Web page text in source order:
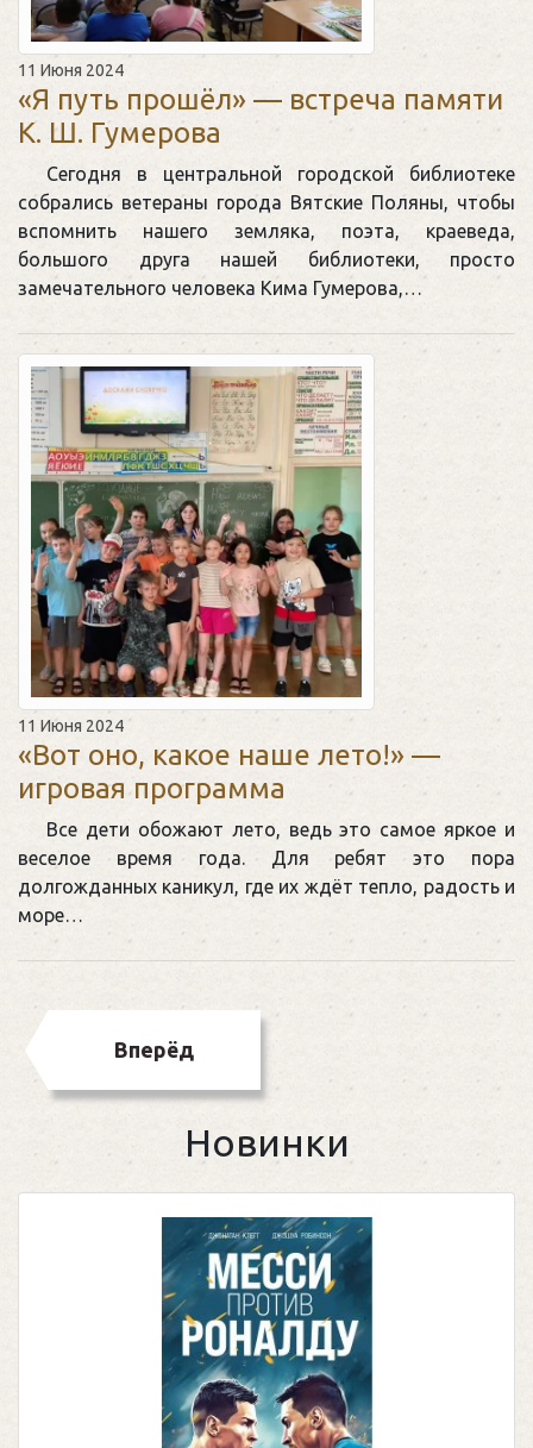
11 Июня 2024
«Я путь прошёл» — встреча памяти
К. Ш. Гумерова
Сегодня в центральной городской библиотеке
собрались ветераны города Вятские Поляны, чтобы
вспомнить нашего земляка, поэта, краеведа,
большого друга нашей библиотеки, просто
замечательного человека Кима Гумерова,…
11 Июня 2024
«Вот оно, какое наше лето!» —
игровая программа
Все дети обожают лето, ведь это самое яркое и
веселое время года. Для ребят это пора
долгожданных каникул, где их ждёт тепло, радость и
море…
Вперёд
Новинки